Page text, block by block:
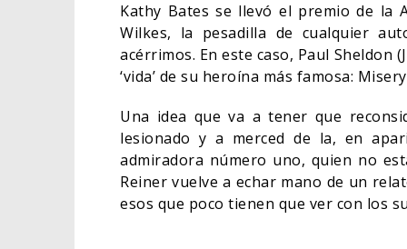
Kathy Bates se llevó el premio de la
Wilkes, la pesadilla de cualquier
acérrimos. En este caso, Paul Sheldon
‘vida’ de su heroína más famosa:
Una idea que va a tener que
lesionado y a merced de la, en
admiradora número uno, quien no
Reiner vuelve a echar mano de un
esos que poco tienen que ver con los